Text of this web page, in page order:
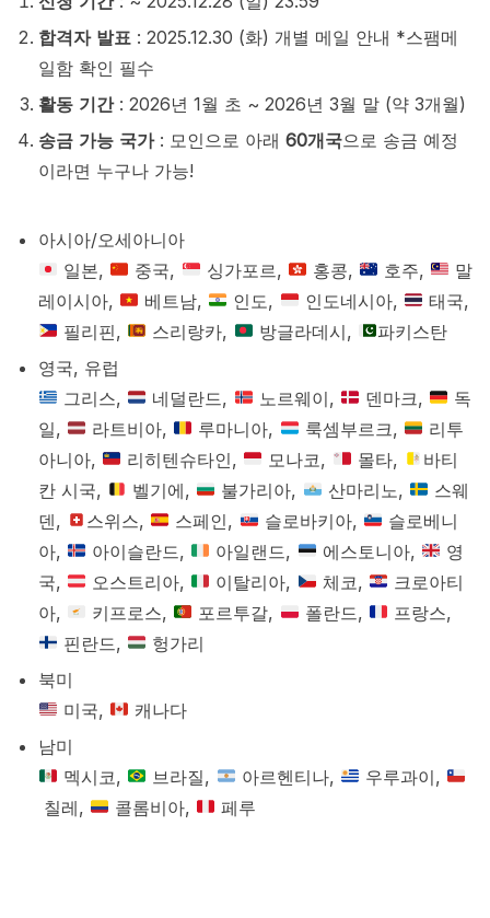
합격자 발표 : 2025.12.30 (화) 개별 메일 안내 *스팸메
일함 확인 필수
활동 기간: 2026년 1월 초 ~ 2026년 3월 말 (약 3개월)
송금 가능 국가: 모인으로 아래 60개국으로 송금 예정
이라면 누구나 가능!
아시아/오세아니아
일본,
중국, 싱가포르, 홍콩, 호주,
말
레이시아,
베트남, 인도, 인도네시아,
태국,
필리핀,
스리랑카, 방글라데시,
파키스탄
영국, 유럽
그리스,
네덜란드, 노르웨이, 덴마크,
독
일,
라트비아, 루마니아, 룩셈부르크,
리투
아니아,
리히텐슈타인, 모나코, 몰타,
바티
칸 시국,
벨기에, 불가리아, 산마리노,
스웨
덴,
스위스, 스페인, 슬로바키아,
슬로베니
아,
아이슬란드, 아일랜드, 에스토니아,
영
국,
오스트리아, 이탈리아, 체코,
크로아티
아,
키프로스, 포르투갈, 폴란드,
프랑스,
핀란드,
헝가리
북미
미국,
캐나다
남미
멕시코,
브라질, 아르헨티나,
우루과이,
칠레,
콜롬비아, 페루